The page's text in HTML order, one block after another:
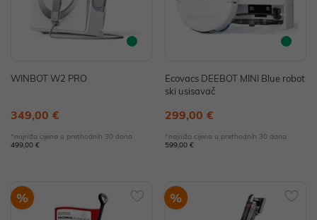
WINBOT W2 PRO
349,00 €
*najniža cijena u prethodnih 30 dana
499,00 €
Ecovacs DEEBOT MINI Blue robot
ski usisavač
299,00 €
*najniža cijena u prethodnih 30 dana
599,00 €
% %